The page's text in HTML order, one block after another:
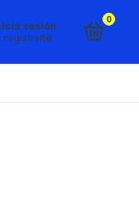
sesión
registrarte
0